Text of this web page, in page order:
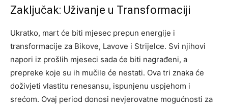
Zaključak: Uživanje u Transformaciji
Ukratko, mart će biti mjesec prepun energije i
transformacije za Bikove, Lavove i Strijelce. Svi njihovi
napori iz prošlih mjeseci sada će biti nagrađeni, a
prepreke koje su ih mučile će nestati. Ova tri znaka će
doživjeti vlastitu renesansu, ispunjenu uspjehom i
srećom. Ovaj period donosi nevjerovatne mogućnosti za